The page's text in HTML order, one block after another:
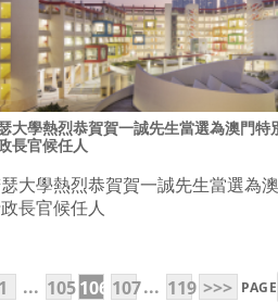
大學熱烈恭賀賀一誠先生當選為澳門特
長官候任人
大學熱烈恭賀賀一誠先生當選為
長官候任人
1 ... 105106 107... 119 >>> PAGE